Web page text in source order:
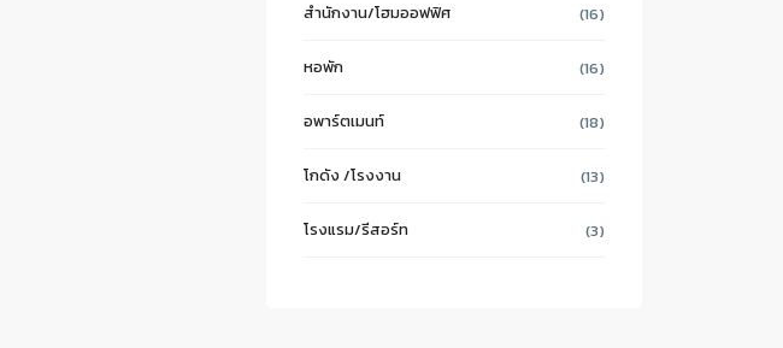
สำนักงาน/โฮมออฟฟิศ (16)
หอพัก (16)
อพาร์ตเมนท์ (18)
โกดัง /โรงงาน (13)
โรงแรม/รีสอร์ท (3)